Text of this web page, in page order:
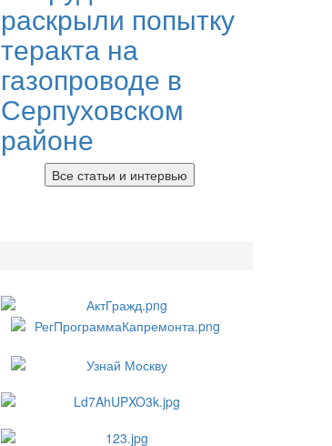
раскрыли попытку
теракта на
газопроводе в
Серпуховском
районе
Все статьи и интервью